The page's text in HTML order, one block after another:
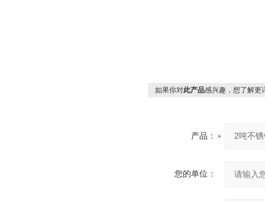
如果你对此产品感兴趣，想了解更
产品：
您的单位：